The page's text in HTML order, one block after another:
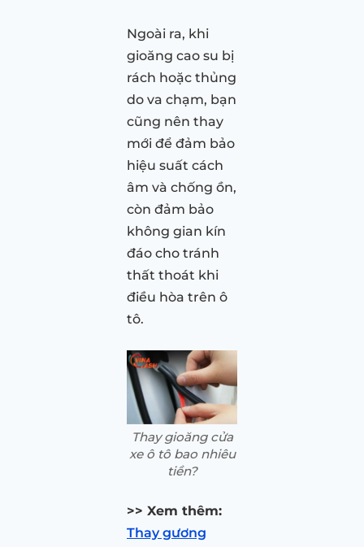
Ngoài ra, khi
gioăng cao su bị
rách hoặc thủng
do va chạm, bạn
cũng nên thay
mới để đảm bảo
hiệu suất cách
âm và chống ồn,
còn đảm bảo
không gian kín
đáo cho tránh
thất thoát khi
điều hòa trên ô
tô.
Thay gioăng cửa
xe ô tô bao nhiêu
tiền?
>> Xem thêm:
Thay gương